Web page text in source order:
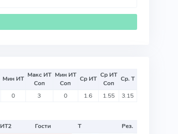
Мин ИТ Макс ИТ
Соп
Мин ИТ
Соп
Ср ИТ Ср ИТ
Соп
Ср. Т
0 3 0 1.6 1.55 3.15
ИТ2 Гости Т
Рез.